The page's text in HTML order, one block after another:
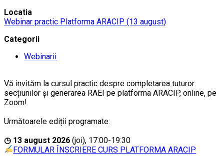
Locatia
Webinar practic Platforma ARACIP (13 august)
Categorii
Webinarii
Vă invităm la cursul practic despre completarea tuturor
secțiunilor și generarea RAEI pe platforma ARACIP, online, pe
Zoom!
Următoarele ediții programate:
◷ 13 august 2026 (joi), 17:00-19:30
FORMULAR ÎNSCRIERE CURS PLATFORMA ARACIP